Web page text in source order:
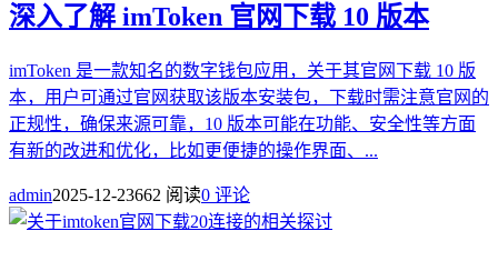
深入了解 imToken 官网下载 10 版本
imToken 是一款知名的数字钱包应用，关于其官网下载 10 版
本，用户可通过官网获取该版本安装包，下载时需注意官网的
正规性，确保来源可靠，10 版本可能在功能、安全性等方面
有新的改进和优化，比如更便捷的操作界面、...
admin2025-12-23662 阅读0 评论